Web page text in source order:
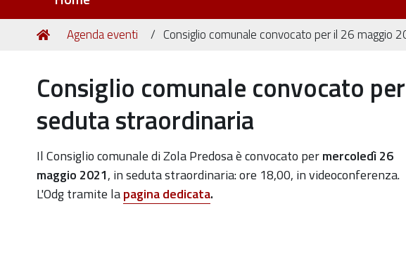
Tu
Home
Agenda eventi Consiglio comunale convocato per il 26 maggio
Consiglio comunale convocato
seduta straordinaria
https://old.comune.zolapredosa.bo.it/events/consiglio-
comunale-
convocato-
Il Consiglio comunale di Zola Predosa è convocato permercoledì 26
maggio 2021, in seduta straordinaria: ore 18,00, in videoconferenza.
L'Odg tramite lapagina dedicata.